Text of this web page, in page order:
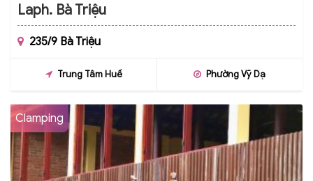
Laph. Bà Triệu
235/9 Bà Triệu
Trung Tâm Huế Phường Vỹ Dạ
Clamping